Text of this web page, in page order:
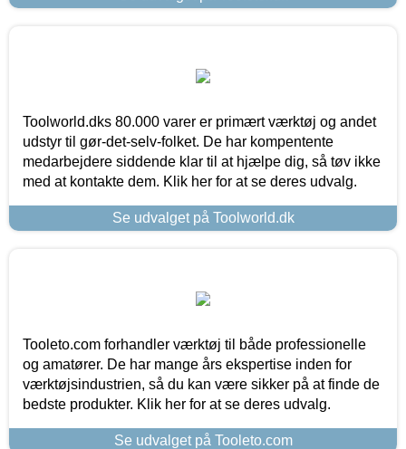
Toolworld.dks 80.000 varer er primært værktøj og andet
udstyr til gør-det-selv-folket. De har kompentente
medarbejdere siddende klar til at hjælpe dig, så tøv ikke
med at kontakte dem. Klik her for at se deres udvalg.
Se udvalget på Toolworld.dk
Tooleto.com forhandler værktøj til både professionelle
og amatører. De har mange års ekspertise inden for
værktøjsindustrien, så du kan være sikker på at finde de
bedste produkter. Klik her for at se deres udvalg.
Se udvalget på Tooleto.com